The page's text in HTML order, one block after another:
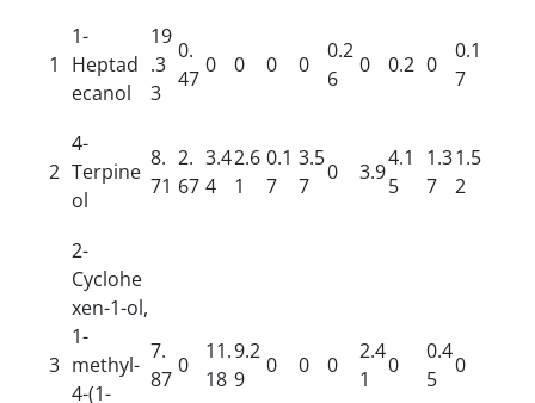
1
1-
Heptad
ecanol
19
.3
3
0.
47
0 0 0 0
0.2
6
0 0.2 0
0.1
7
2
4-
Terpine
ol
8.
71
2.
67
3.4
4
2.6
1
0.1
7
3.5
7
0 3.9
4.1
5
1.3
7
1.5
2
3
2-
Cyclohe
xen-1-ol,
1-
methyl-
4-(1-
7.
87
0
11.
18
9.2
9
0 0 0
2.4
1
0
0.4
5
0